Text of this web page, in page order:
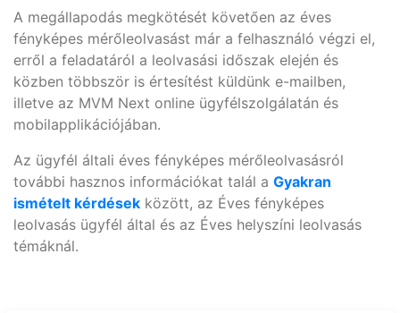
A megállapodás megkötését követően az éves
fényképes mérőleolvasást már a felhasználó végzi el,
erről a feladatáról a leolvasási időszak elején és
közben többször is értesítést küldünk e-mailben,
illetve az MVM Next online ügyfélszolgálatán és
mobilapplikációjában.
Az ügyfél általi éves fényképes mérőleolvasásról
további hasznos információkat talál a Gyakran
ismételt kérdések között, az Éves fényképes
leolvasás ügyfél által és az Éves helyszíni leolvasás
témáknál.